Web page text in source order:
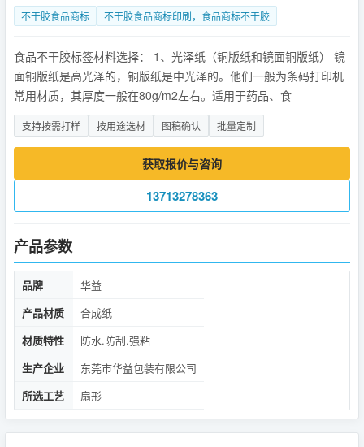
不干胶食品商标 不干胶食品商标印刷，食品商标不干胶
食品不干胶标签材料选择： 1、光泽纸（铜版纸和镜面铜版纸） 镜
面铜版纸是高光泽的，铜版纸是中光泽的。他们一般为条码打印机
常用材质，其厚度一般在80g/m2左右。适用于药品、食
支持按需打样 按用途选材 图稿确认 批量定制
获取报价与咨询
13713278363
产品参数
品牌
华益
产品材质
合成纸
材质特性
防水.防刮.强粘
生产企业
东莞市华益包装有限公司
所选工艺
扇形